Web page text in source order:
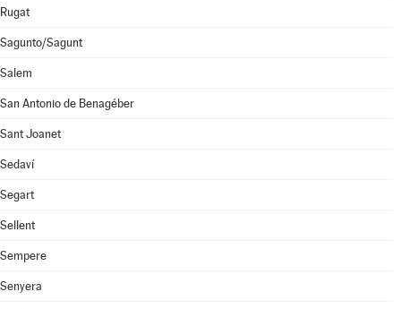
Rugat
Sagunto/Sagunt
Salem
San Antonio de Benagéber
Sant Joanet
Sedaví
Segart
Sellent
Sempere
Senyera